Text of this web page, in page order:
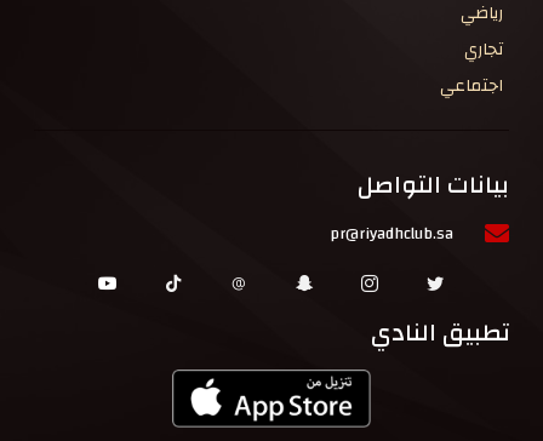
رياضي
تجاري
اجتماعي
بيانات التواصل
pr@riyadhclub.sa
تطبيق النادي